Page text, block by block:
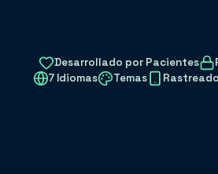
Desarrollado por Pacientes
7 Idiomas
Temas